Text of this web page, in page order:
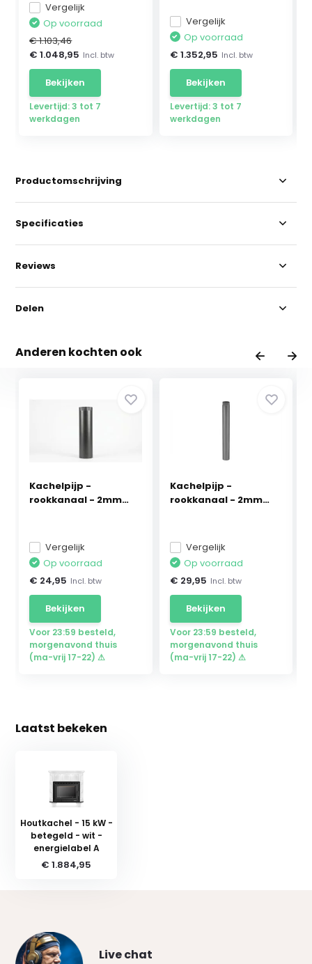
Vergelijk
Op voorraad
€ 1.103,46
€ 1.048,95 Incl. btw
Bekijken
Levertijd: 3 tot 7
werkdagen
Vergelijk
Op voorraad
€ 1.352,95 Incl. btw
Bekijken
Levertijd: 3 tot 7
werkdagen
Productomschrijving
Specificaties
Reviews
Delen
Anderen kochten ook
Kachelpijp -
rookkanaal - 2mm
Vergelijk
Op voorraad
€ 24,95 Incl. btw
Bekijken
Voor 23:59 besteld,
morgenavond thuis
(ma-vrij 17-22) ⚠
Kachelpijp -
rookkanaal - 2mm
Vergelijk
Op voorraad
€ 29,95 Incl. btw
Bekijken
Voor 23:59 besteld,
morgenavond thuis
(ma-vrij 17-22) ⚠
Laatst bekeken
Houtkachel - 15 kW -
betegeld - wit -
energielabel A
€ 1.884,95
Live chat